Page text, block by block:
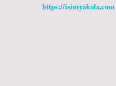
https://isimyakala.com